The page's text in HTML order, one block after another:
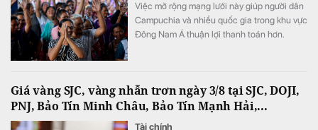
Việc mở rộng mạng lưới này giúp người dân
Campuchia và nhiều quốc gia trong khu vực
Đông Nam Á thuận lợi thanh toán hơn.
Giá vàng SJC, vàng nhẫn trơn ngày 3/8 tại SJC, DOJI,
PNJ, Bảo Tín Minh Châu, Bảo Tín Mạnh Hải,...
Tài chính